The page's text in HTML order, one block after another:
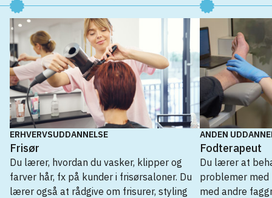
ERHVERVSUDDANNELSE
Frisør
Du lærer, hvordan du vasker, klipper og
farver hår, fx på kunder i frisørsaloner. Du
lærer også at rådgive om frisurer, styling
ANDEN
Fodterapeut
Du lærer at
problemer med
med andre